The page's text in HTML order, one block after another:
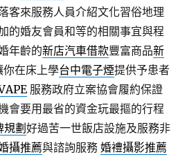
客來服務人員介紹文化習俗地理
的婚友會員和等的相關事宜與程
年齡的新店汽車借款豐富商品新
你在床上學台中電子煙提供予患者
服務政府立案協會履約保證
會要用最省的資金玩最摳的行程
規劃好過苦一世飯店設施及服務非
攝推薦與諮詢服務婚禮攝影推薦